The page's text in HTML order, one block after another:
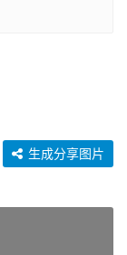
生成分享图片